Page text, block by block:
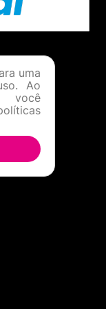
uma
Ao
você